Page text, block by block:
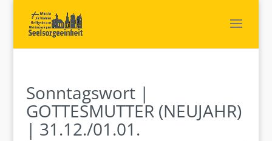
Sonntagswort |
GOTTESMUTTER (NEUJAHR)
| 31.12./01.01.